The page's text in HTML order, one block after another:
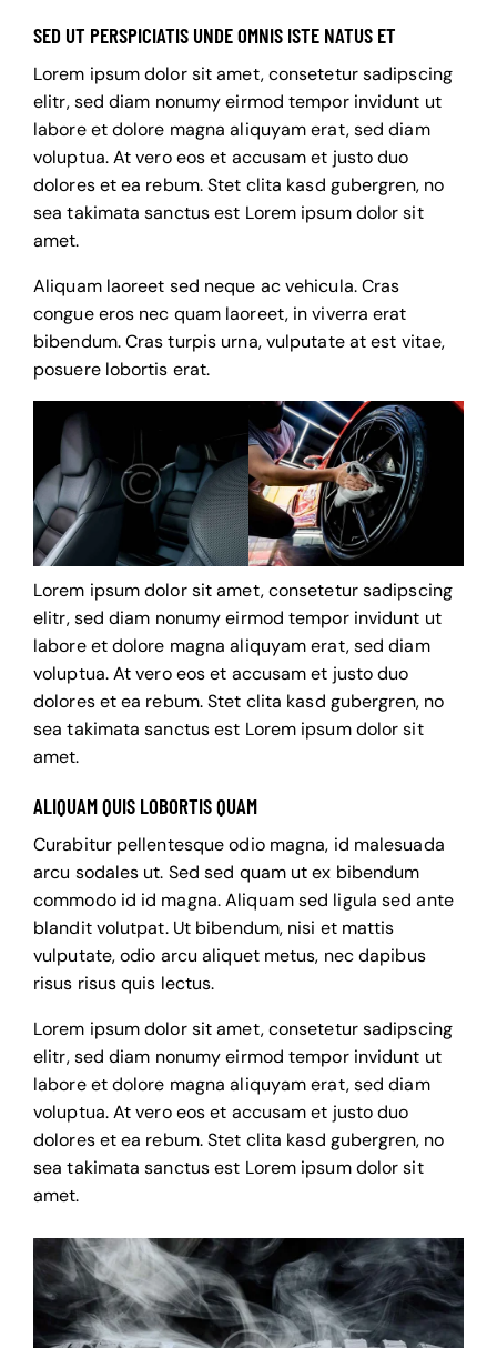
SED UT PERSPICIATIS UNDE OMNIS ISTE NATUS ET
Lorem ipsum dolor sit amet, consetetur sadipscing
elitr, sed diam nonumy eirmod tempor invidunt ut
labore et dolore magna aliquyam erat, sed diam
voluptua. At vero eos et accusam et justo duo
dolores et ea rebum. Stet clita kasd gubergren, no
sea takimata sanctus est Lorem ipsum dolor sit
amet.
Aliquam laoreet sed neque ac vehicula. Cras
congue eros nec quam laoreet, in viverra erat
bibendum. Cras turpis urna, vulputate at est vitae,
posuere lobortis erat.
Lorem ipsum dolor sit amet, consetetur sadipscing
elitr, sed diam nonumy eirmod tempor invidunt ut
labore et dolore magna aliquyam erat, sed diam
voluptua. At vero eos et accusam et justo duo
dolores et ea rebum. Stet clita kasd gubergren, no
sea takimata sanctus est Lorem ipsum dolor sit
amet.
ALIQUAM QUIS LOBORTIS QUAM
Curabitur pellentesque odio magna, id malesuada
arcu sodales ut. Sed sed quam ut ex bibendum
commodo id id magna. Aliquam sed ligula sed ante
blandit volutpat. Ut bibendum, nisi et mattis
vulputate, odio arcu aliquet metus, nec dapibus
risus risus quis lectus.
Lorem ipsum dolor sit amet, consetetur sadipscing
elitr, sed diam nonumy eirmod tempor invidunt ut
labore et dolore magna aliquyam erat, sed diam
voluptua. At vero eos et accusam et justo duo
dolores et ea rebum. Stet clita kasd gubergren, no
sea takimata sanctus est Lorem ipsum dolor sit
amet.